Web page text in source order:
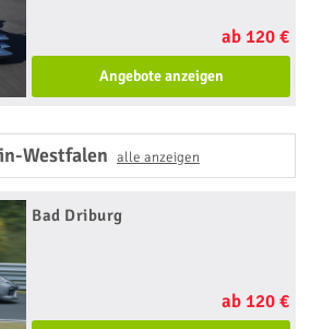
ab 120 €
Angebote anzeigen
Westfalen alle anzeigen
Bad Driburg
ab 120 €